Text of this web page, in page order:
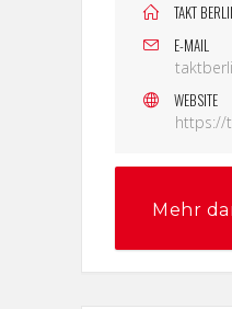
TAKT
E-MAIL
WEBSITE
https://
Mehr